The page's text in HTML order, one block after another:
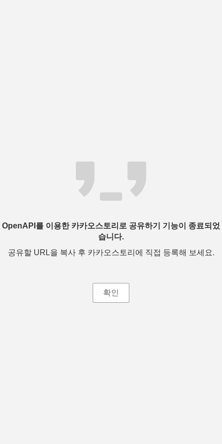
OpenAPI를 이용한 카카오스토리로 공유하기 기능이 종료되었
습니다.
공유할 URL을 복사 후 카카오스토리에 직접 등록해 보세요.
확인